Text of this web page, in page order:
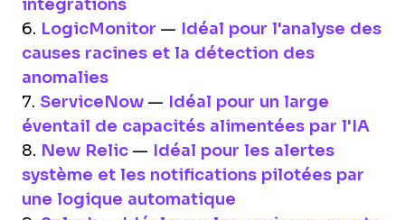
intégrations
6. LogicMonitor —
Idéal pour l'analyse des
causes racines et la détection des
anomalies
7. ServiceNow —
Idéal pour un large
éventail de capacités alimentées par l'IA
8. New Relic —
Idéal pour les alertes
système et les notifications pilotées par
une logique automatique